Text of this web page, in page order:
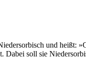
und heißt:
Dabei soll sie